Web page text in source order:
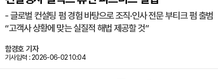
- 글로벌 컨설팅 펌 경험 바탕으로 조직·인사 전문 부티크 펌 출범
“고객사 상황에 맞는 실질적 해법 제공할 것”
함경호 기자
기사입력 : 2026-06-02 10:04